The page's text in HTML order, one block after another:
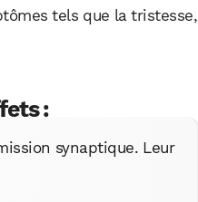
tels que la tristesse,
:
synaptique. Leur